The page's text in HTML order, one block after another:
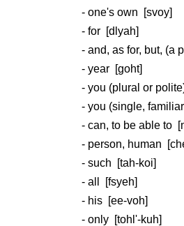
- one's own
[svoy]
- for [dlyah]
- and, as for, but, (a
- year [goht]
- you (plural or
- you (single,
- can, to be able to
- person, human
- such
[tah-koi]
- all
[fsyeh]
- his [ee-voh]
- only [tohl'-kuh]